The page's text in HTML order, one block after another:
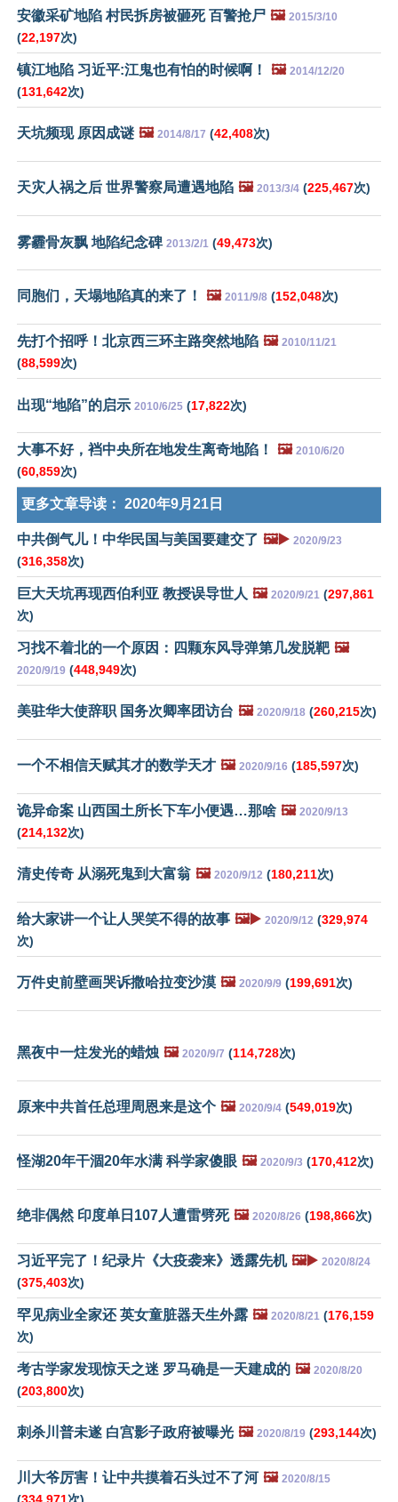
安徽采矿地陷 村民拆房被砸死 百警抢尸 🖼️ 2015/3/10
(22,197次)
镇江地陷 习近平:江鬼也有怕的时候啊！ 🖼️ 2014/12/20
(131,642次)
天坑频现 原因成谜 🖼️ 2014/8/17 (42,408次)
天灾人祸之后 世界警察局遭遇地陷 🖼️ 2013/3/4 (225,467次)
雾霾骨灰飘 地陷纪念碑 2013/2/1 (49,473次)
同胞们，天塌地陷真的来了！ 🖼️ 2011/9/8 (152,048次)
先打个招呼！北京西三环主路突然地陷 🖼️ 2010/11/21
(88,599次)
出现“地陷”的启示 2010/6/25 (17,822次)
大事不好，裆中央所在地发生离奇地陷！ 🖼️ 2010/6/20
(60,859次)
更多文章导读： 2020年9月21日
中共倒气儿！中华民国与美国要建交了 🖼️▶️ 2020/9/23
(316,358次)
巨大天坑再现西伯利亚 教授误导世人 🖼️ 2020/9/21 (297,861
次)
习找不着北的一个原因：四颗东风导弹第几发脱靶 🖼️
2020/9/19 (448,949次)
美驻华大使辞职 国务次卿率团访台 🖼️ 2020/9/18 (260,215次)
一个不相信天赋其才的数学天才 🖼️ 2020/9/16 (185,597次)
诡异命案 山西国土所长下车小便遇…那啥 🖼️ 2020/9/13
(214,132次)
清史传奇 从溺死鬼到大富翁 🖼️ 2020/9/12 (180,211次)
给大家讲一个让人哭笑不得的故事 🖼️▶️ 2020/9/12 (329,974
次)
万件史前壁画哭诉撒哈拉变沙漠 🖼️ 2020/9/9 (199,691次)
黑夜中一炷发光的蜡烛 🖼️ 2020/9/7 (114,728次)
原来中共首任总理周恩来是这个 🖼️ 2020/9/4 (549,019次)
怪湖20年干涸20年水满 科学家傻眼 🖼️ 2020/9/3 (170,412次)
绝非偶然 印度单日107人遭雷劈死 🖼️ 2020/8/26 (198,866次)
习近平完了！纪录片《大疫袭来》透露先机 🖼️▶️ 2020/8/24
(375,403次)
罕见病业全家还 英女童脏器天生外露 🖼️ 2020/8/21 (176,159
次)
考古学家发现惊天之迷 罗马确是一天建成的 🖼️ 2020/8/20
(203,800次)
刺杀川普未遂 白宫影子政府被曝光 🖼️ 2020/8/19 (293,144次)
川大爷厉害！让中共摸着石头过不了河 🖼️ 2020/8/15